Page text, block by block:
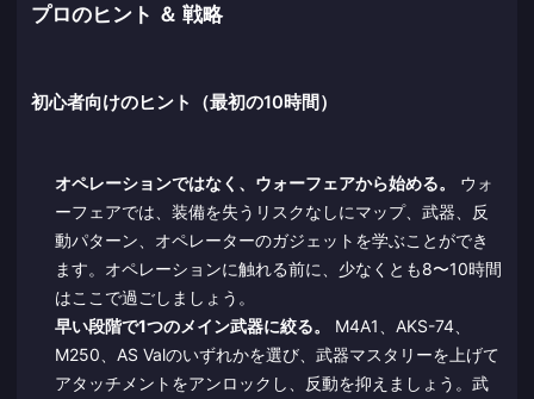
プロのヒント ＆ 戦略
初心者向けのヒント（最初の10時間）
オペレーションではなく、ウォーフェアから始める。
ウォ
ーフェアでは、装備を失うリスクなしにマップ、武器、反
動パターン、オペレーターのガジェットを学ぶことができ
ます。オペレーションに触れる前に、少なくとも8〜10時間
はここで過ごしましょう。
早い段階で1つのメイン武器に絞る。
M4A1、AKS-74、
M250、AS Valのいずれかを選び、武器マスタリーを上げて
アタッチメントをアンロックし、反動を抑えましょう。武